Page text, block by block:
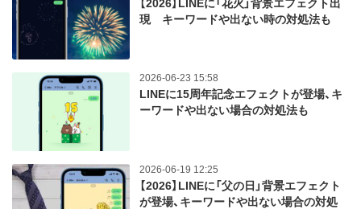
【2026】LINEに「花火」背景エフェクト出
現 キーワードや出ない時の対処法も
2026-06-23 15:58
LINEに15周年記念エフェクトが登場、キ
ーワードや出ない場合の対処法も
2026-06-19 12:25
【2026】LINEに「父の日」背景エフェクト
が登場、キーワードや出ない場合の対処